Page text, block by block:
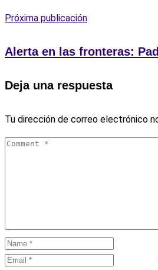
Próxima publicación
Alerta en las fronteras:
Deja una respuesta
Tu dirección de correo electrónico